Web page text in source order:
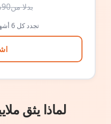
بدلا من90
تجدد كل 6 أشهر بالسعر الأصلي
لماذا يثق